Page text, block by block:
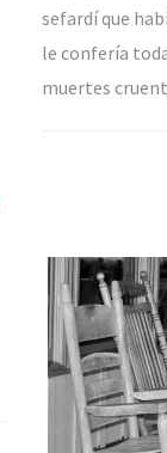
sefardí que
le confería
muertes